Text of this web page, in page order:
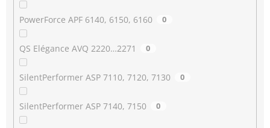
PowerForce APF 6140, 6150, 6160 0
QS Elégance AVQ 2220…2271 0
SilentPerformer ASP 7110, 7120, 7130 0
SilentPerformer ASP 7140, 7150 0